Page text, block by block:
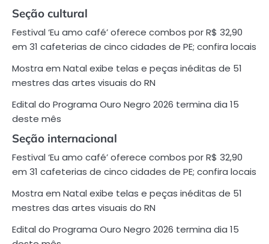
Seção cultural
Festival ‘Eu amo café’ oferece combos por R$ 32,90
em 31 cafeterias de cinco cidades de PE; confira locais
Mostra em Natal exibe telas e peças inéditas de 51
mestres das artes visuais do RN
Edital do Programa Ouro Negro 2026 termina dia 15
deste mês
Seção internacional
Festival ‘Eu amo café’ oferece combos por R$ 32,90
em 31 cafeterias de cinco cidades de PE; confira locais
Mostra em Natal exibe telas e peças inéditas de 51
mestres das artes visuais do RN
Edital do Programa Ouro Negro 2026 termina dia 15